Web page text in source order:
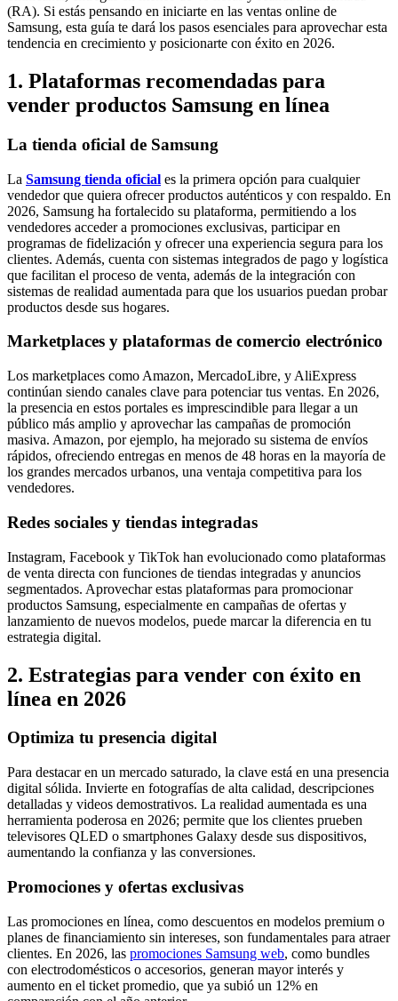
(RA). Si estás pensando en iniciarte en las ventas online de
Samsung, esta guía te dará los pasos esenciales para aprovechar esta
tendencia en crecimiento y posicionarte con éxito en 2026.
1. Plataformas recomendadas para
vender productos Samsung en línea
La tienda oficial de Samsung
La Samsung tienda oficial es la primera opción para cualquier
vendedor que quiera ofrecer productos auténticos y con respaldo. En
2026, Samsung ha fortalecido su plataforma, permitiendo a los
vendedores acceder a promociones exclusivas, participar en
programas de fidelización y ofrecer una experiencia segura para los
clientes. Además, cuenta con sistemas integrados de pago y logística
que facilitan el proceso de venta, además de la integración con
sistemas de realidad aumentada para que los usuarios puedan probar
productos desde sus hogares.
Marketplaces y plataformas de comercio electrónico
Los marketplaces como Amazon, MercadoLibre, y AliExpress
continúan siendo canales clave para potenciar tus ventas. En 2026,
la presencia en estos portales es imprescindible para llegar a un
público más amplio y aprovechar las campañas de promoción
masiva. Amazon, por ejemplo, ha mejorado su sistema de envíos
rápidos, ofreciendo entregas en menos de 48 horas en la mayoría de
los grandes mercados urbanos, una ventaja competitiva para los
vendedores.
Redes sociales y tiendas integradas
Instagram, Facebook y TikTok han evolucionado como plataformas
de venta directa con funciones de tiendas integradas y anuncios
segmentados. Aprovechar estas plataformas para promocionar
productos Samsung, especialmente en campañas de ofertas y
lanzamiento de nuevos modelos, puede marcar la diferencia en tu
estrategia digital.
2. Estrategias para vender con éxito en
línea en 2026
Optimiza tu presencia digital
Para destacar en un mercado saturado, la clave está en una presencia
digital sólida. Invierte en fotografías de alta calidad, descripciones
detalladas y videos demostrativos. La realidad aumentada es una
herramienta poderosa en 2026; permite que los clientes prueben
televisores QLED o smartphones Galaxy desde sus dispositivos,
aumentando la confianza y las conversiones.
Promociones y ofertas exclusivas
Las promociones en línea, como descuentos en modelos premium o
planes de financiamiento sin intereses, son fundamentales para atraer
clientes. En 2026, las promociones Samsung web, como bundles
con electrodomésticos o accesorios, generan mayor interés y
aumento en el ticket promedio, que ya subió un 12% en